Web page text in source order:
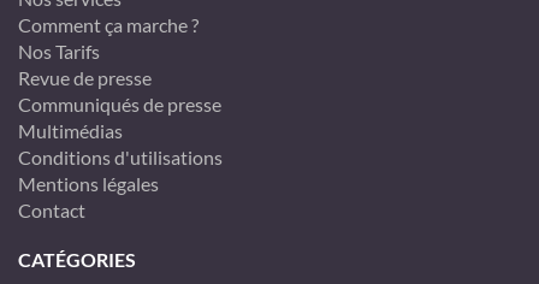
Comment ça marche ?
Nos Tarifs
Revue de presse
Communiqués de presse
Multimédias
Conditions d'utilisations
Mentions légales
Contact
CATÉGORIES